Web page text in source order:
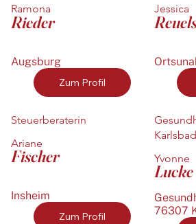
Ramona
Rieder
Augsburg
Zum Profil
Jessica
Steuerberaterin
Ariane
Fischer
Insheim
Zum Profil
Karlsbad
Yvonne
Lucke
76307